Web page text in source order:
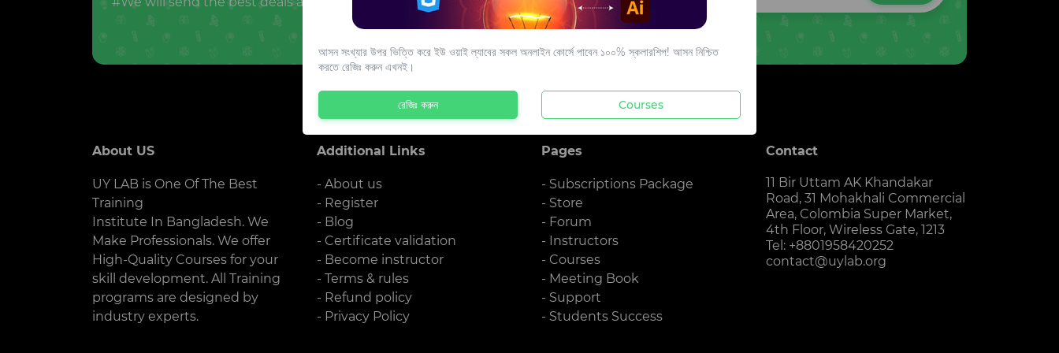
About US
UY LAB is One Of The Best
Training
Institute In Bangladesh. We
Make Professionals. We offer
High-Quality Courses for your
skill development. All Training
programs are designed by
industry experts.
Additional Links
- About us
- Register
- Blog
- Certificate validation
- Become instructor
- Terms & rules
- Refund policy
- Privacy Policy
Pages
- Subscriptions Package
- Store
- Forum
- Instructors
- Courses
- Meeting Book
- Support
- Students Success
Contact
11 Bir Uttam AK Khandakar
Road, 31 Mohakhali Commercial
Area, Colombia Super Market,
4th Floor, Wireless Gate, 1213
Tel: +8801958420252
contact@uylab.org
আসন সংখ্যার উপর ভিত্তি করে ইউ ওয়াই ল্যাবের সকল অনলাইন কোর্সে পাবেন ১০০% স্কলারশিপ! আসন নিশ্চিত
করতে রেজিঃ করুন এখনই।
রেজিঃ করুন Courses